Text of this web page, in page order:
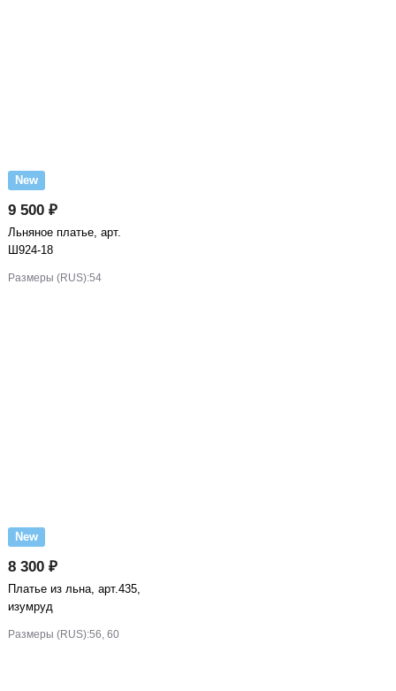
New
9 500 ₽
Льняное платье, арт.
Ш924-18
Размеры (RUS):54
New
8 300 ₽
Платье из льна, арт.435,
изумруд
Размеры (RUS):56, 60